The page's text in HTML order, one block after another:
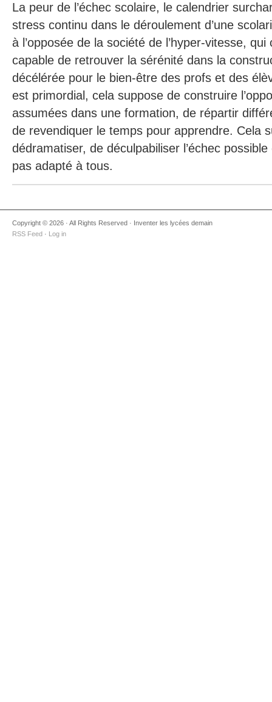
La peur de l’échec scolaire, le calendrier
stress continu dans le déroulement d’une
à l’opposée de la société de l’hyper-vitesse,
capable de retrouver la sérénité dans la
décélérée pour le bien-être des profs et des
est primordial, cela suppose de construire
assumées dans une formation, de répartir
de revendiquer le temps pour apprendre. Cela
dédramatiser, de déculpabiliser l’échec
pas adapté à tous.
Copyright © 2026 · All Rights Reserved · Inventer les lycées demain
RSS Feed · Log in